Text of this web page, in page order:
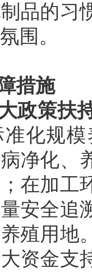
品的习
围。
措施
政策扶
化规
净化、
在加工
安全追
殖用地
资金支